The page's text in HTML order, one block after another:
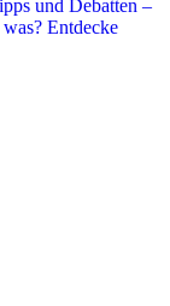
und Debatten –
Entdecke